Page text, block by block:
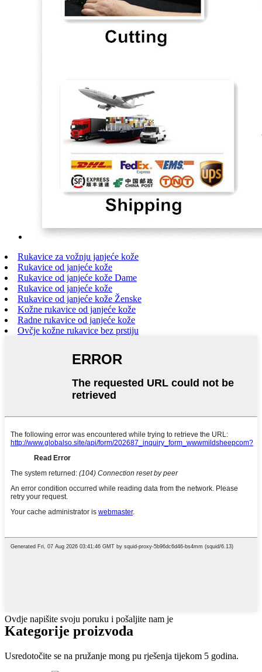
Rukavice za vožnju janjeće kože
Rukavice od janjeće kože
Rukavice od janjeće kože Dame
Rukavice od janjeće kože
Rukavice od janjeće kože Ženske
Kožne rukavice od janjeće kože
Radne rukavice od janjeće kože
Ovčje kožne rukavice bez prstiju
Ovdje napišite svoju poruku i pošaljite nam je
Kategorije proizvoda
Usredotočite se na pružanje mong pu rješenja tijekom 5 godina.